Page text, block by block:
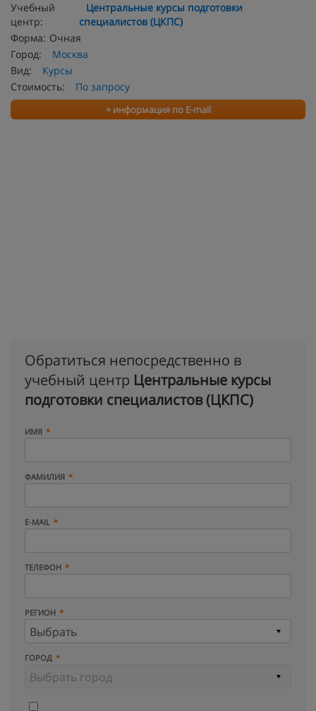
Учебный
центр:
Центральные курсы подготовки
специалистов (ЦКПС)
Форма: Очная
Город:
Москва
Вид:
Курсы
Стоимость:
По запросу
+ информация по E-mail
Обратиться непосредственно в
учебный центр Центральные курсы
подготовки специалистов (ЦКПС)
ИМЯ
ФАМИЛИЯ
E-MAIL
ТЕЛЕФОН
РЕГИОН
ГОРОД